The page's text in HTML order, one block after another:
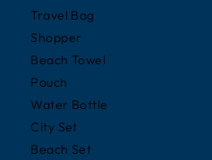
Travel Bag
Shopper
Beach Towel
Pouch
Water Bottle
City Set
Beach Set